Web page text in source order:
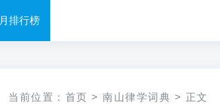
月排行榜
当前位置： 首页 > 南山律学词典 > 正文